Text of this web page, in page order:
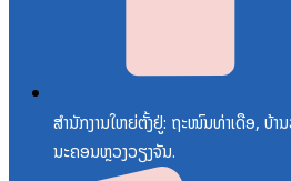
ສຳນັກງານໃຫຍ່ຕັ້ງຢູ່: ຖະໜົນທ່າເດືອ, ບ້າ
ນະຄອນຫຼວງວຽງຈັນ.